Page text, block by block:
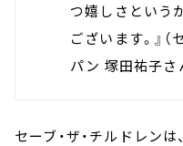
つ嬉しさという
ございます。』（
パン 塚田祐子さ
セーブ・ザ・チルドレン